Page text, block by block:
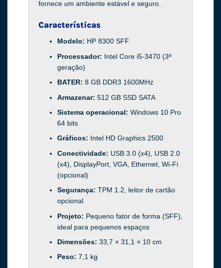
fornece um ambiente estável e seguro.
Características
Modelo: HP 8300 SFF
Processador: Intel Core i5-3470 (3ª
geração)
BATER: 8 GB DDR3 1600MHz
Armazenar: 512 GB SSD SATA
Sistema operacional: Windows 10 Pro
64 bits
Gráficos: Intel HD Graphics 2500
Conectividade: USB 3.0 (x4), USB 2.0
(x4), DisplayPort, VGA, Ethernet, Wi-Fi
(opcional)
Segurança: TPM 1.2, leitor de cartão
opcional
Projeto: Pequeno fator de forma (SFF),
ideal para pequenos espaços
Dimensões: 33,7 × 31,1 × 10 cm
Peso: 7,1 kg